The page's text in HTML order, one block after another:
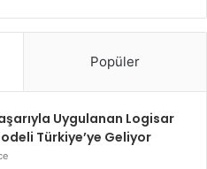
Popüler
Uygulanan Logisar
Türkiye’ye Geliyor